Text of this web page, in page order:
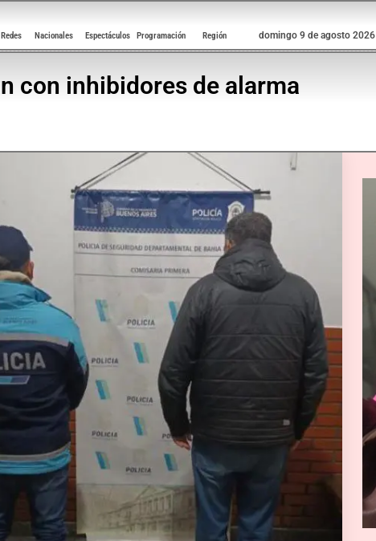
Nacionales Espectáculos Programación Región domingo 9 de agosto 2026
con inhibidores de alarma